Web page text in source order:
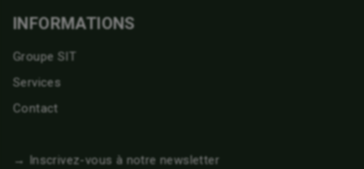
INFORMATIONS
Groupe SIT
Services
Contact
→ Inscrivez-vous à notre newsletter